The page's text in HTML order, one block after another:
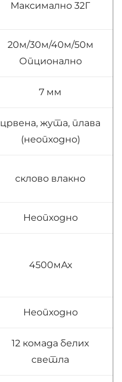
Максимално 32Г
20м/30м/40м/50м
Опционално
7 мм
црвена, жута, плава
(неопходно)
склово влакно
Неопходно
4500мАх
Неопходно
12 комада белих
светла